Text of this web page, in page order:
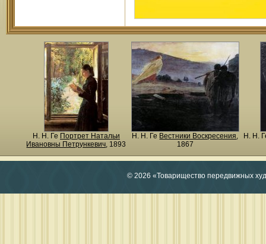
Н. Н. Ге Портрет Натальи
Ивановны Петрункевич, 1893
Н. Н. Ге Вестники Воскресения,
1867
Н. Н.
© 2026 «Товарищество передвижных